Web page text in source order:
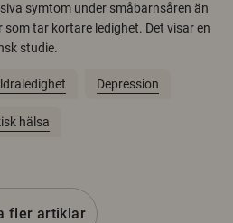
symtom under småbarnsåren än
som tar kortare ledighet. Det visar en
studie.
Depression
hälsa
fler artiklar